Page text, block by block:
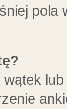
pola